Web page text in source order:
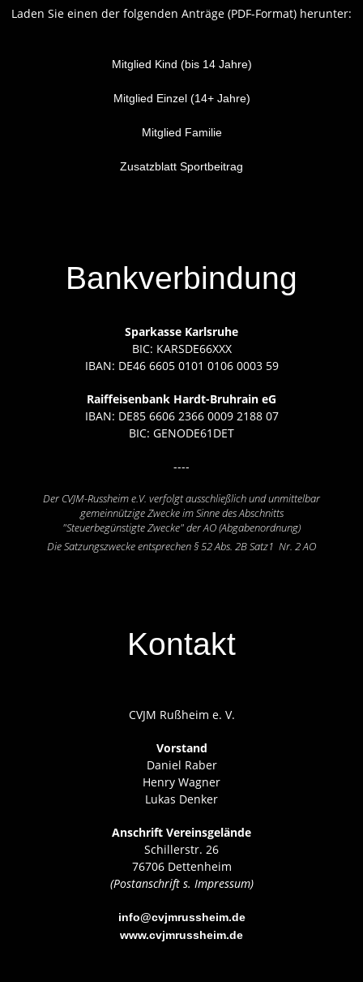
Laden Sie einen der folgenden Anträge (PDF-Format) herunter:
Mitglied Kind (bis 14 Jahre)
Mitglied Einzel (14+ Jahre)
Mitglied Familie
Zusatzblatt Sportbeitrag
Bankverbindung
Sparkasse Karlsruhe
BIC: KARSDE66XXX
IBAN: DE46 6605 0101 0106 0003 59
Raiffeisenbank Hardt-Bruhrain eG
IBAN: DE85 6606 2366 0009 2188 07
BIC: GENODE61DET
----
Der CVJM-Russheim e.V. verfolgt ausschließlich und unmittelbar
gemeinnützige Zwecke im Sinne des Abschnitts
"Steuerbegünstigte Zwecke" der AO (Abgabenordnung)
Die Satzungszwecke entsprechen § 52 Abs. 2B Satz1 Nr. 2 AO
Kontakt
CVJM Rußheim e. V.
Vorstand
Daniel Raber
Henry Wagner
Lukas Denker
Anschrift Vereinsgelände
Schillerstr. 26
76706 Dettenheim
(Postanschrift s. Impressum)
info@cvjmrussheim.de
www.cvjmrussheim.de